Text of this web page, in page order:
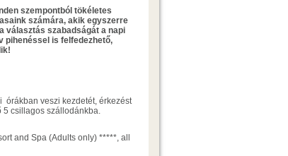
szempontból tökéletes
számára, akik egyszerre
választás szabadságát a napi
pihenéssel is felfedezhető,
órákban veszi kezdetét, érkezést
5 csillagos szállodánkba.
and Spa (Adults only) *****, all